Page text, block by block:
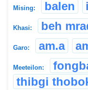
Mising: balen
Khasi: beh
Garo: am.a
Meeteilon:
thibgi